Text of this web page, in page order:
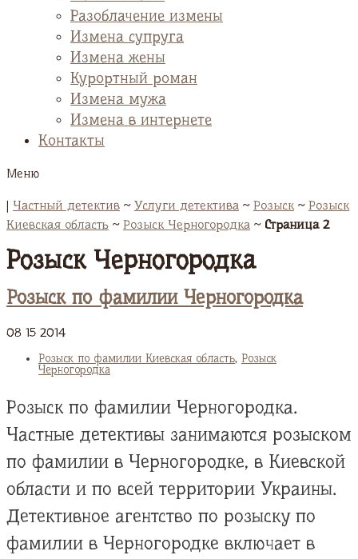
Разоблачение измены
Измена супруга
Измена жены
Курортный роман
Измена мужа
Измена в интернете
Контакты
Меню
| Частный детектив ~ Услуги детектива ~ Розыск~ Розыск
Киевская область ~ Розыск Черногородка ~ Страница 2
Розыск Черногородка
Розыск по фамилии Черногородка
08 15 2014
Розыск по фамилии Киевская область, Розыск
Черногородка
Розыск по фамилии Черногородка.
Частные детективы занимаются розыском
по фамилии в Черногородке, в Киевской
области и по всей территории Украины.
Детективное агентство по розыску по
фамилии в Черногородке включает в